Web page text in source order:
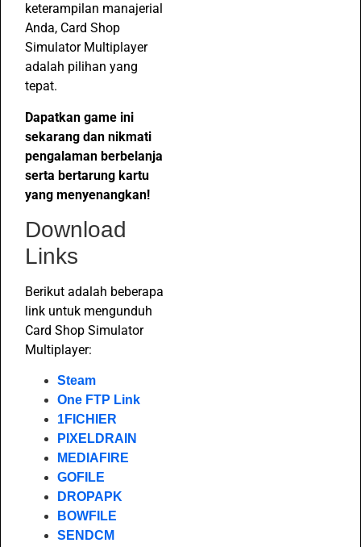
keterampilan manajerial
Anda, Card Shop
Simulator Multiplayer
adalah pilihan yang
tepat.
Dapatkan game ini
sekarang dan nikmati
pengalaman berbelanja
serta bertarung kartu
yang menyenangkan!
Download
Links
Berikut adalah beberapa
link untuk mengunduh
Card Shop Simulator
Multiplayer:
Steam
One FTP Link
1FICHIER
PIXELDRAIN
MEDIAFIRE
GOFILE
DROPAPK
BOWFILE
SENDCM